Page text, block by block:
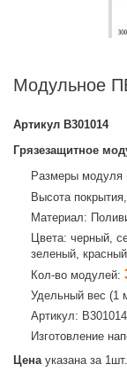
Модульное
Артикул В301014
Грязезащитное
Размеры
Высота
Материал:
Цвета: черный,
зеленый,
Кол-во модулей:
Удельный вес (1
Артикул: В301014
Изготовление
Ценауказана за 1шт.